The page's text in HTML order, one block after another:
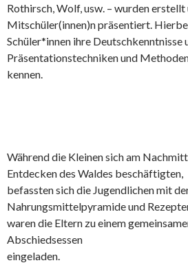
Rothirsch, Wolf, usw. – wurden erstellt
Mitschüler(innen)n präsentiert.
Schüler*innen ihre Deutschkenntnisse
Präsentationstechniken und
kennen.
Während die Kleinen sich am
Entdecken des Waldes beschäftigten,
befassten sich die Jugendlichen mit
Nahrungsmittelpyramide und
waren die Eltern zu einem
Abschiedsessen
eingeladen.